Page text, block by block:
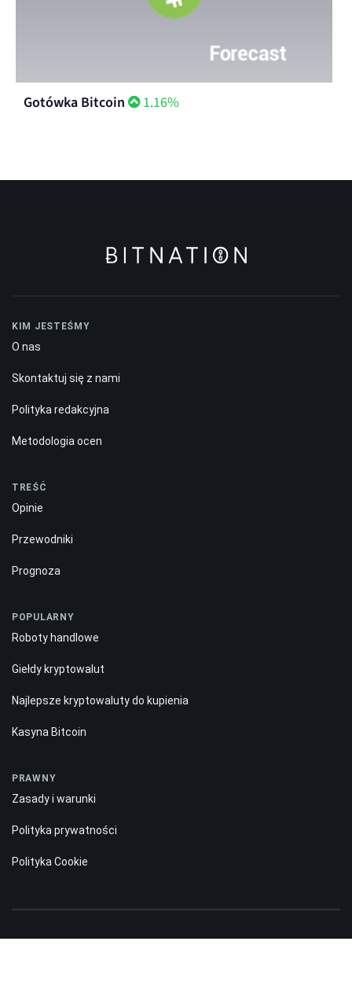
Gotówka Bitcoin 1.16%
KIM JESTEŚMY
O nas
Skontaktuj się z nami
Polityka redakcyjna
Metodologia ocen
TREŚĆ
Opinie
Przewodniki
Prognoza
POPULARNY
Roboty handlowe
Giełdy kryptowalut
Najlepsze kryptowaluty do kupienia
Kasyna Bitcoin
PRAWNY
Zasady i warunki
Polityka prywatności
Polityka Cookie